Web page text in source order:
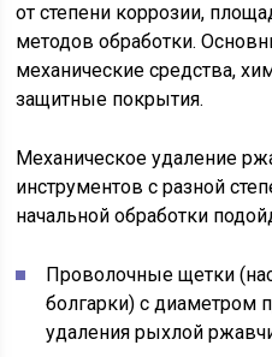
от степени коррозии,
методов обработки.
механические средства,
защитные покрытия.
Механическое удаление
инструментов с разной
начальной обработки
Проволочные щетки
болгарки) с диаметром
удаления рыхлой